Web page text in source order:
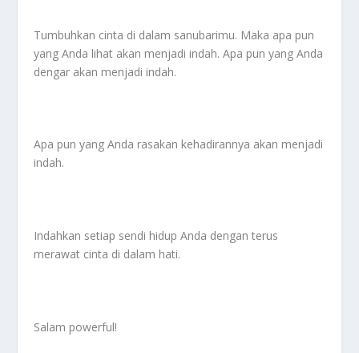
Tumbuhkan cinta di dalam sanubarimu. Maka apa pun
yang Anda lihat akan menjadi indah. Apa pun yang Anda
dengar akan menjadi indah.
Apa pun yang Anda rasakan kehadirannya akan menjadi
indah.
Indahkan setiap sendi hidup Anda dengan terus
merawat cinta di dalam hati.
Salam powerful!